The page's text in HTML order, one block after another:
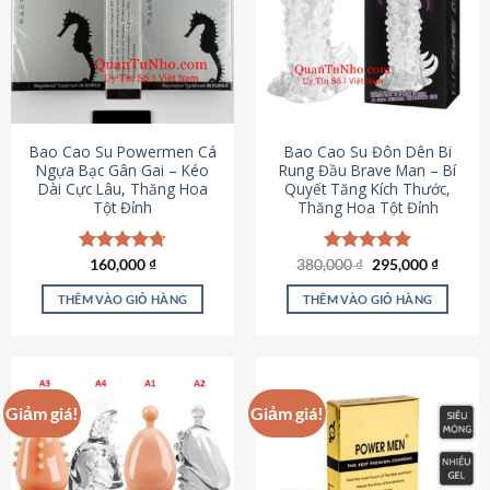
thể.
Các
tùy
chọn
có
chọn
trên
trang
sản
phẩm
Bao Cao Su Powermen Cá
Ngựa Bạc Gân Gai – Kéo
Dài Cực Lâu, Thăng Hoa
Tột Đỉnh
Được xếp
hạng4.73
5 sao
160,000₫
THÊM VÀO GIỎ HÀNG
Bao Cao Su Đôn Dên Bi
Rung Đầu Brave Man – Bí
Quyết Tăng Kích Thước,
Thăng Hoa Tột Đỉnh
Được xếp
hạng5.00
5 sao
380,000₫ Giá
là:
380,000 ₫.
295,000₫Giá
tại
THÊM VÀO GIỎ HÀNG
Giảm giá! Giảm giá!